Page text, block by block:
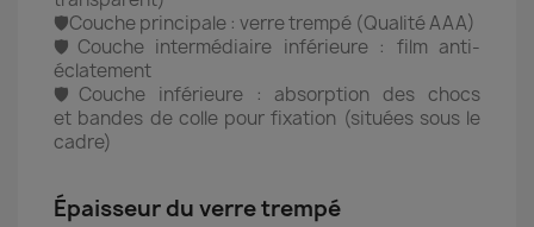
🛡️Couche principale : verre trempé (Qualité AAA)
🛡️Couche intermédiaire inférieure : film anti-
éclatement
🛡️Couche inférieure : absorption des chocs
et bandes de colle pour fixation (situées sous le
cadre)
Épaisseur du verre trempé